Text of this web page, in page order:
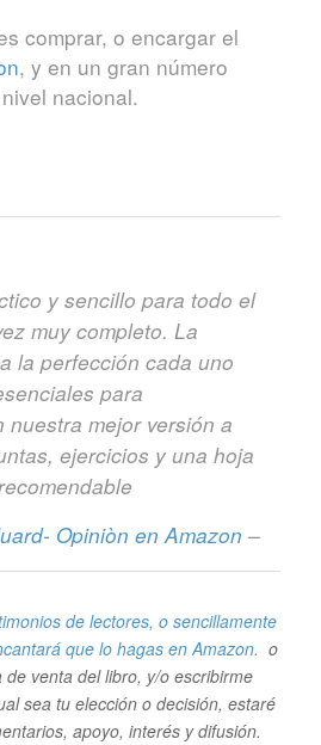
comprar, o encargar el
, y en un gran número
nacional.
y sencillo para todo el
muy completo. La
la perfección cada uno
para
nuestra mejor versión a
ejercicios y una hoja
Opiniòn en Amazon –
de lectores, o sencillamente
que lo hagas en Amazon. o
de venta del libro, y/o escribirme
sea tu elección o decisión, estaré
apoyo, interés y difusión.